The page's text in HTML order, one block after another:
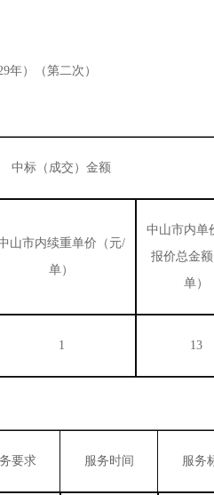
年）（第二次）
中标（成交）金额
山市内续重单价（元/
单）
中山市内单
报价总金
单）
1 13
要求 服务时间 服务